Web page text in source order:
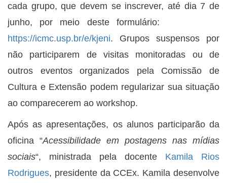
cada grupo, que devem se inscrever, até dia 7 de
junho, por meio deste formulário:
https://icmc.usp.br/e/kjeni. Grupos suspensos por
não participarem de visitas monitoradas ou de
outros eventos organizados pela Comissão de
Cultura e Extensão podem regularizar sua situação
ao comparecerem ao workshop.
Após as apresentações, os alunos participarão da
oficina “Acessibilidade em postagens nas mídias
sociais“, ministrada pela docente Kamila Rios
Rodrigues, presidente da CCEx. Kamila desenvolve